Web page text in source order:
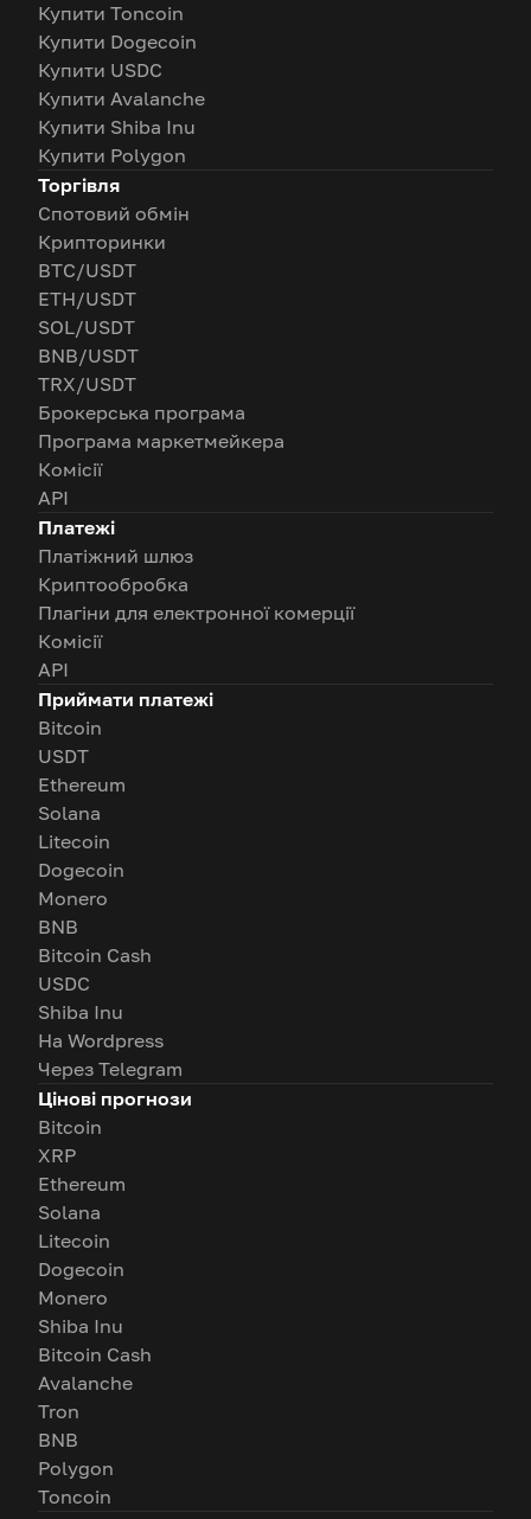
Купити Toncoin
Купити Dogecoin
Купити USDC
Купити Avalanche
Купити Shiba Inu
Купити Polygon
Торгівля
Спотовий обмін
Крипторинки
BTC/USDT
ETH/USDT
SOL/USDT
BNB/USDT
TRX/USDT
Брокерська програма
Програма маркетмейкера
Комісії
API
Платежі
Платіжний шлюз
Криптообробка
Плагіни для електронної комерції
Комісії
API
Приймати платежі
Bitcoin
USDT
Ethereum
Solana
Litecoin
Dogecoin
Monero
BNB
Bitcoin Cash
USDC
Shiba Inu
На Wordpress
Через Telegram
Цінові прогнози
Bitcoin
XRP
Ethereum
Solana
Litecoin
Dogecoin
Monero
Shiba Inu
Bitcoin Cash
Avalanche
Tron
BNB
Polygon
Toncoin